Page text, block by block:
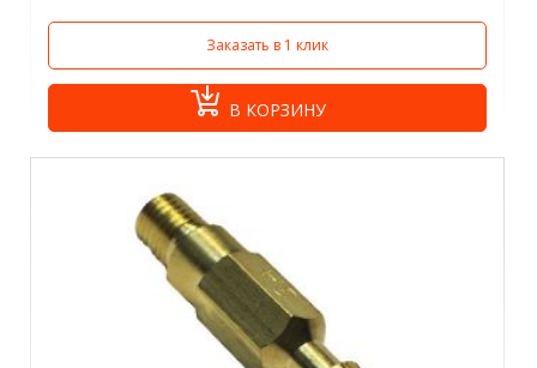
Заказать в 1 клик
В КОРЗИНУ